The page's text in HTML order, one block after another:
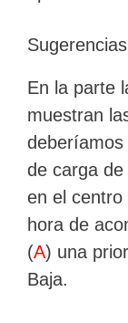
Sugerencias
En la parte
muestran
deberíamos
de carga
en el centro
hora de
(A) una
Baja.